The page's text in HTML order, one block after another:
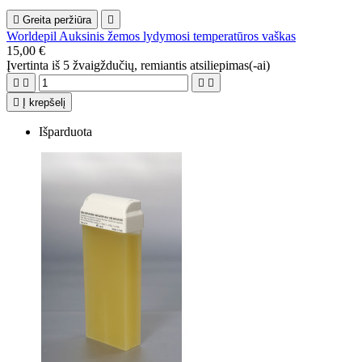
 Greita peržiūra 
Worldepil Auksinis žemos lydymosi temperatūros vaškas
15,00 €
Įvertinta iš 5 žvaigždučių, remiantis atsiliepimas(-ai)
   

Į krepšelį
Išparduota